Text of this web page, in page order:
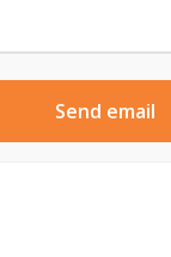
Send email